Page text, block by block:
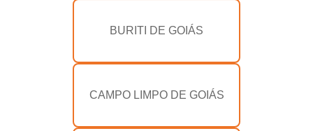
BURITI DE GOIÁS
CAMPO LIMPO DE GOIÁS